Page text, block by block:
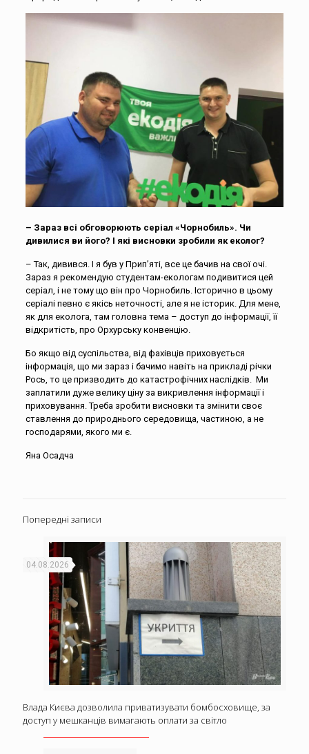
– Зараз всі обговорюють серіал «Чорнобиль». Чи
дивилися ви його? І які висновки зробили як еколог?
– Так, дивився. І я був у Прип’яті, все це бачив на свої очі.
Зараз я рекомендую студентам-екологам подивитися цей
серіал, і не тому що він про Чорнобиль. Історично в цьому
серіалі певно є якісь неточності, але я не історик. Для мене,
як для еколога, там головна тема – доступ до інформації, її
відкритість, про Орхурську конвенцію.
Бо якщо від суспільства, від фахівців приховується
інформація, що ми зараз і бачимо навіть на прикладі річки
Рось, то це призводить до катастрофічних наслідків. Ми
заплатили дуже велику ціну за викривлення інформації і
приховування. Треба зробити висновки та змінити своє
ставлення до природнього середовища, частиною, а не
господарями, якого ми є.
Яна Осадча
Попередні записи
04.08.2026
Влада Києва дозволила приватизувати бомбосховище, за
доступ у мешканців вимагають оплати за світло